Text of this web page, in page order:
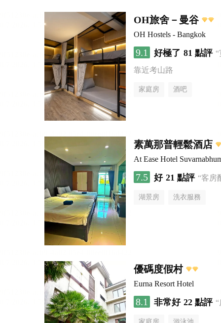
OH旅舍－曼谷
OH Hostels - Bangkok
9.1 好極了 81 點評
靠近考山路
家庭房 酒吧
素萬那普輕鬆酒店
At Ease Hotel
7.5 好 21 點評 “客房
湖景房 洗衣服務
優碼度假村
Eurna Resort Hotel
8.1 非常好 22 點評